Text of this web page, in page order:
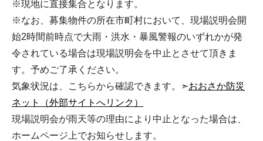
※現地に直接集合となります。
※なお、募集物件の所在市町村において、現場説明会開
始2時間前時点で大雨・洪水・暴風警報のいずれかが発
令されている場合は現場説明会を中止とさせて頂きま
す。予めご了承ください。
気象状況は、こちらから確認できます。➣おおさか防災
ネット（外部サイトへリンク）
現場説明会が雨天等の理由により中止となった場合は、
ホームページ上でお知らせします。